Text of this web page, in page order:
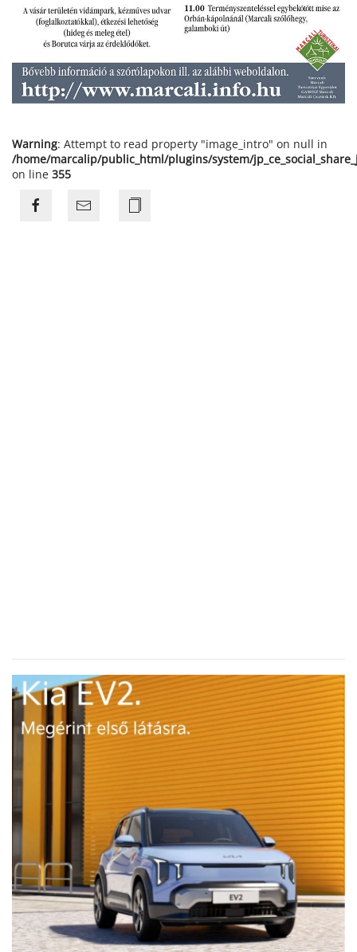
Warning: Attempt to read property "image_intro" on null in
/home/marcalip/public_html/plugins/system/
on line 355